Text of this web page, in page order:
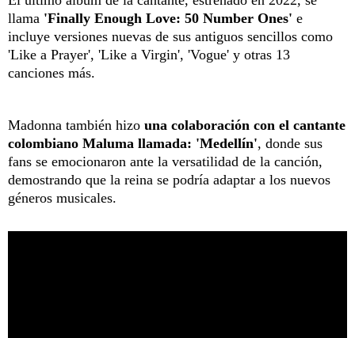
llama 'Finally Enough Love: 50 Number Ones' e
incluye versiones nuevas de sus antiguos sencillos como
'Like a Prayer', 'Like a Virgin', 'Vogue' y otras 13
canciones más.
Madonna también hizo una colaboración con el cantante
colombiano Maluma llamada: 'Medellín', donde sus
fans se emocionaron ante la versatilidad de la canción,
demostrando que la reina se podría adaptar a los nuevos
géneros musicales.